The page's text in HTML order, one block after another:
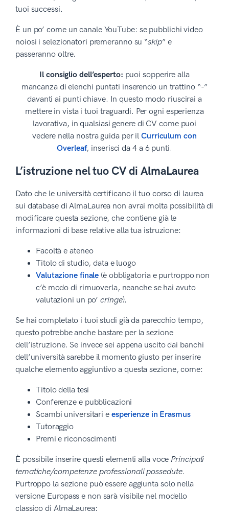
tuoi successi.
È un po’ come un canale YouTube: se pubblichi video
noiosi i selezionatori premeranno su “skip” e
passeranno oltre.
Il consiglio dell’esperto: puoi sopperire alla
mancanza di elenchi puntati inserendo un trattino “-”
davanti ai punti chiave. In questo modo riuscirai a
mettere in vista i tuoi traguardi. Per ogni esperienza
lavorativa, in qualsiasi genere di CV come puoi
vedere nella nostra guida per ilCurriculum con
Overleaf, inserisci da 4 a 6 punti.
L’istruzione nel tuo CV di AlmaLaurea
Dato che le università certificano il tuo corso di laurea
sui database di AlmaLaurea non avrai molta possibilità di
modificare questa sezione, che contiene già le
informazioni di base relative alla tua istruzione:
Facoltà e ateneo
Titolo di studio, data e luogo
Valutazione finale (è obbligatoria e purtroppo non
c’è modo di rimuoverla, neanche se hai avuto
valutazioni un po’cringe).
Se hai completato i tuoi studi già da parecchio tempo,
questo potrebbe anche bastare per la sezione
dell’istruzione. Se invece sei appena uscito dai banchi
dell’università sarebbe il momento giusto per inserire
qualche elemento aggiuntivo a questa sezione, come:
Titolo della tesi
Conferenze e pubblicazioni
Scambi universitari e esperienze in Erasmus
Tutoraggio
Premi e riconoscimenti
È possibile inserire questi elementi alla voce Principali
tematiche/competenze professionali possedute.
Purtroppo la sezione può essere aggiunta solo nella
versione Europass e non sarà visibile nel modello
classico di AlmaLaurea: